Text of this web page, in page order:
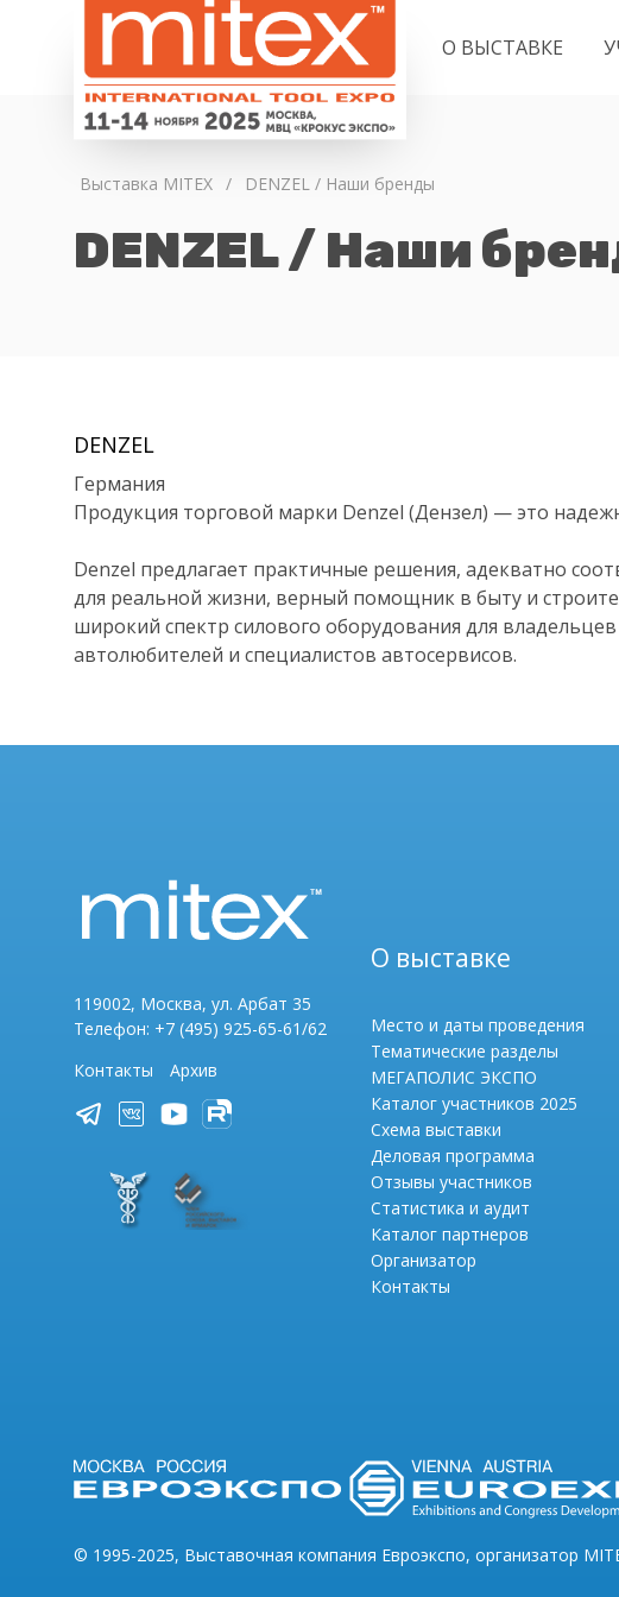
О ВЫСТАВКЕ
Выставка MITEX / DENZEL / Наши бренды
DENZEL / Наши
DENZEL
Германия
Продукция торговой марки Denzel (Дензел) — это
Denzel предлагает практичные решения, адекватно
для реальной жизни, верный помощник в быту и
широкий спектр силового оборудования для
автолюбителей и специалистов автосервисов.
119002, Москва, ул. Арбат 35
Телефон: +7 (495) 925-65-61/62
Контакты
Архив
О выставке
Место и даты проведения
Тематические разделы
МЕГАПОЛИС ЭКСПО
Каталог участников 2025
Схема выставки
Деловая программа
Отзывы участников
Статистика и аудит
Каталог партнеров
Организатор
Контакты
© 1995-2025, Выставочная компания Евроэкспо, организатор